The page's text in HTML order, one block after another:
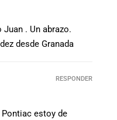
. Un abrazo.
desde Granada
estoy de
RESPONDER